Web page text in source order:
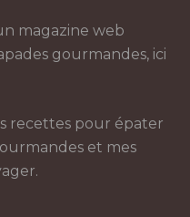
magazine web
gourmandes, ici
recettes pour épater
et mes